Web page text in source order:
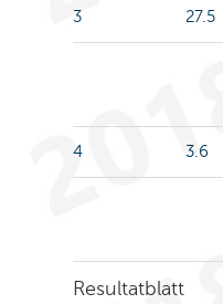
3 27.5
4 3.6
Resultatblatt